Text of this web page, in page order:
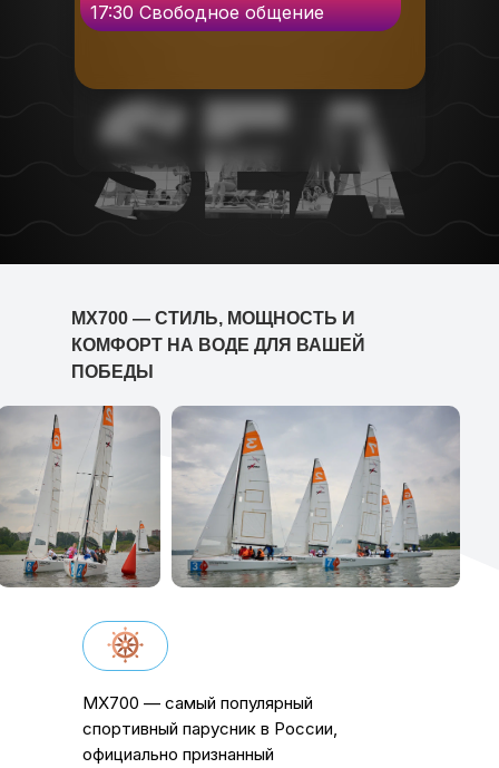
17:30 Свободное общение
МХ700 — СТИЛЬ, МОЩНОСТЬ И
КОМФОРТ НА ВОДЕ ДЛЯ ВАШЕЙ
ПОБЕДЫ
MX700 — самый популярный
спортивный парусник в России,
официально признанный